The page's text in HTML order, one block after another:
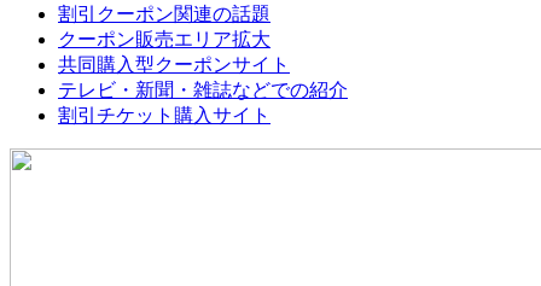
割引クーポン関連の話題
クーポン販売エリア拡大
共同購入型クーポンサイト
テレビ・新聞・雑誌などでの紹介
割引チケット購入サイト